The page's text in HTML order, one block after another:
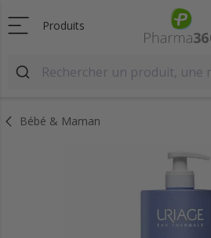
Produits
Bébé & Maman